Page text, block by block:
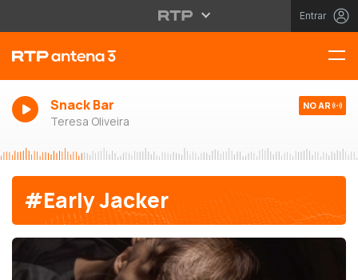
Entrar
Snack Bar
Teresa Oliveira
NO AR
#Early Jacker